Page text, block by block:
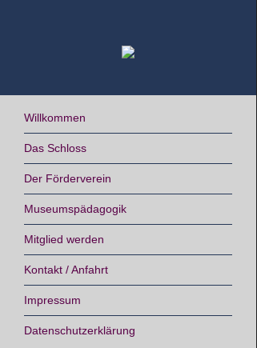
Willkommen
Das Schloss
Der Förderverein
Museumspädagogik
Mitglied werden
Kontakt / Anfahrt
Impressum
Datenschutzerklärung